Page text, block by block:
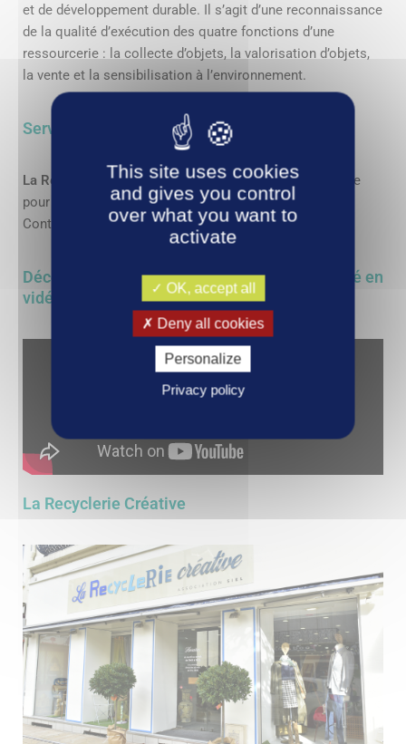
et de développement durable. Il s’agit d’une reconnaissance
de la qualité d’exécution des quatre fonctions d’une
ressourcerie : la collecte d’objets, la valorisation d’objets,
la vente et la sensibilisation à l’environnement.
Service de collecte à domicile
La Recyclerie
propose un service de collecte à domicile
pour les particuliers et les professionnels.
Contacter le 04 70 96 77 52 pour un devis gratuit.
Découvrez la recyclerie de Vichy Communauté en
vidéo
La Recyclerie Créative
This site uses cookies
and gives you control
over what you want to
activate
OK, accept all
Deny all cookies
Personalize
Privacy policy